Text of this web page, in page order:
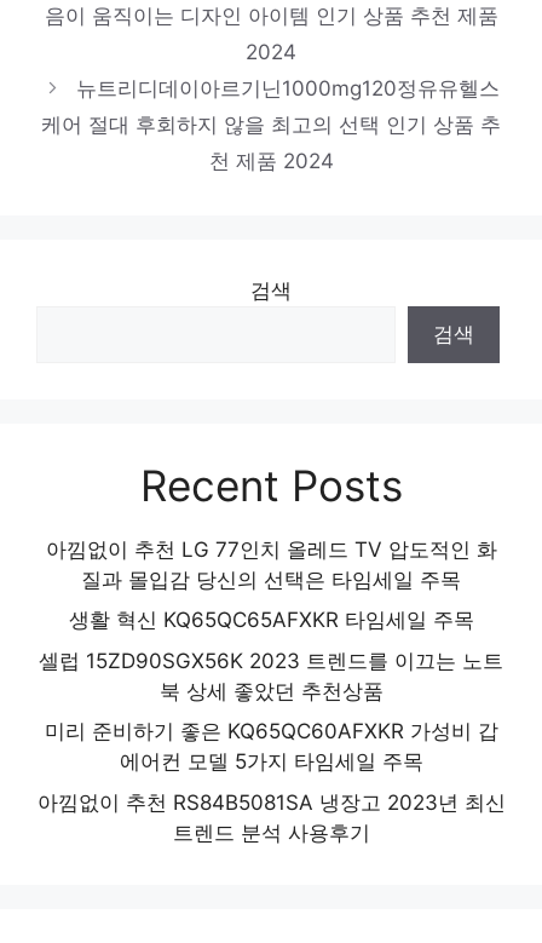
천 제품 2024
뉴트리디데이콜라겐피쉬저분자타블렛
놀라운 당신을 위한 최고의 선택 인기 상품
추천 제품 2024
음이 움직이는 디자인 아이템 인기 상품 추천 제품
2024
뉴트리디데이아르기닌1000mg120정유유헬스
케어 절대 후회하지 않을 최고의 선택 인기 상품 추
천 제품 2024
검색
검색
Recent Posts
아낌없이 추천 LG 77인치 올레드 TV 압도적인 화
질과 몰입감 당신의 선택은 타임세일 주목
생활 혁신 KQ65QC65AFXKR 타임세일 주목
셀럽 15ZD90SGX56K 2023 트렌드를 이끄는 노트
북 상세 좋았던 추천상품
미리 준비하기 좋은 KQ65QC60AFXKR 가성비 갑
에어컨 모델 5가지 타임세일 주목
아낌없이 추천 RS84B5081SA 냉장고 2023년 최신
트렌드 분석 사용후기